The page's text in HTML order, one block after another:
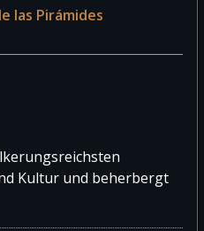
las Pirámides
Kultur und beherbergt